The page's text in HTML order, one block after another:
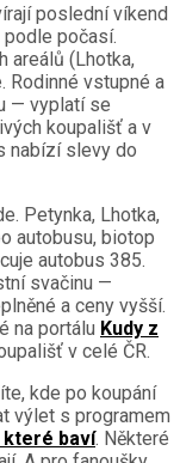
poslední víkend
podle počasí.
areálů (Lhotka,
Rodinné vstupné a
— vyplatí se
koupališť a v
nabízí slevy do
Petynka, Lhotka,
autobusu, biotop
autobus 385.
svačinu —
a ceny vyšší.
na portálu Kudy z
v celé ČR.
kde po koupání
výlet s programem
které baví. Některé